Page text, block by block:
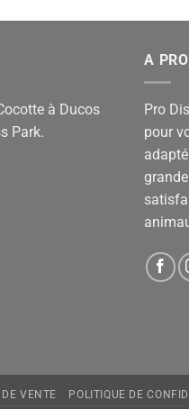
à Ducos
Park.
A
Pro
pour
VENTE POLITIQUE DE